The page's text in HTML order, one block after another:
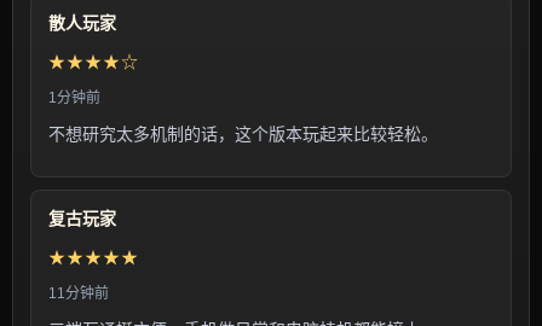
散人玩家
★★★★☆
1分钟前
不想研究太多机制的话，这个版本玩起来比较轻松。
复古玩家
★★★★★
11分钟前